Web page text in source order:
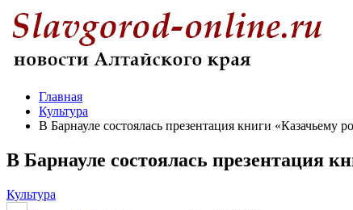
Главная
Культура
В Барнауле состоялась презентация книги «Казачьему
В Барнауле состоялась презентация
Культура